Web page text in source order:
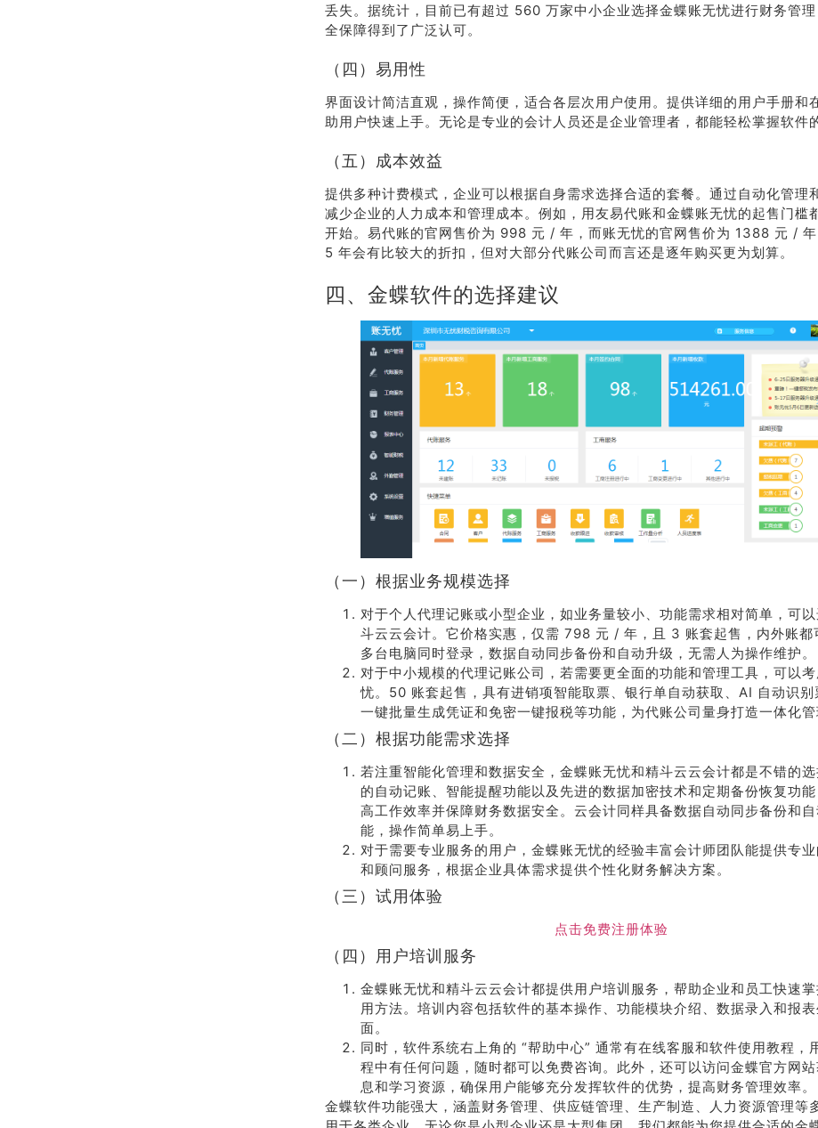
丢失。据统计，目前已有超过 560 万家中小企业选择金蝶账无忧进行财务管
全保障得到了广泛认可。
（四）易用性
界面设计简洁直观，操作简便，适合各层次用户使用。提供详细的用户手册和
助用户快速上手。无论是专业的会计人员还是企业管理者，都能轻松掌握软件
（五）成本效益
提供多种计费模式，企业可以根据自身需求选择合适的套餐。通过自动化管理
减少企业的人力成本和管理成本。例如，用友易代账和金蝶账无忧的起售门槛
开始。易代账的官网售价为 998 元 / 年，而账无忧的官网售价为 1388 元 /
5 年会有比较大的折扣，但对大部分代账公司而言还是逐年购买更为划算。
四、金蝶软件的选择建议
（一）根据业务规模选择
对于个人代理记账或小型企业，如业务量较小、功能需求相对简单，可
斗云云会计。它价格实惠，仅需 798 元 / 年，且 3 账套起售，内外账都
多台电脑同时登录，数据自动同步备份和自动升级，无需人为操作维护。
对于中小规模的代理记账公司，若需要更全面的功能和管理工具，可以
忧。50 账套起售，具有进销项智能取票、银行单自动获取、AI 自动识别
一键批量生成凭证和免密一键报税等功能，为代账公司量身打造一体化管
（二）根据功能需求选择
若注重智能化管理和数据安全，金蝶账无忧和精斗云云会计都是不错的
的自动记账、智能提醒功能以及先进的数据加密技术和定期备份恢复功
高工作效率并保障财务数据安全。云会计同样具备数据自动同步备份和
能，操作简单易上手。
对于需要专业服务的用户，金蝶账无忧的经验丰富会计师团队能提供专
和顾问服务，根据企业具体需求提供个性化财务解决方案。
（三）试用体验
点击免费注册体验
（四）用户培训服务
金蝶账无忧和精斗云云会计都提供用户培训服务，帮助企业和员工快速
用方法。培训内容包括软件的基本操作、功能模块介绍、数据录入和报
面。
同时，软件系统右上角的 “帮助中心” 通常有在线客服和软件使用教程，
程中有任何问题，随时都可以免费咨询。此外，还可以访问金蝶官方网
息和学习资源，确保用户能够充分发挥软件的优势，提高财务管理效率。
金蝶软件功能强大，涵盖财务管理、供应链管理、生产制造、人力资源管理等